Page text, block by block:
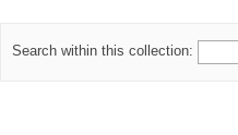
Search within this collection: